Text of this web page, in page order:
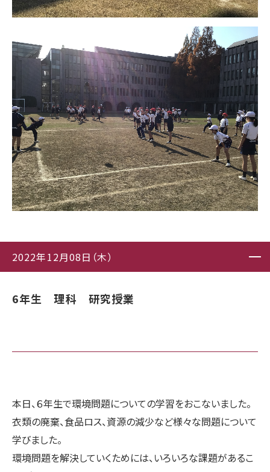
2022年12月08日（木）
6年生 理科 研究授業
本日、６年生で環境問題についての学習をおこないました。
衣類の廃棄、食品ロス、資源の減少など様々な問題について
学びました。
環境問題を解決していくためには、いろいろな課題があるこ